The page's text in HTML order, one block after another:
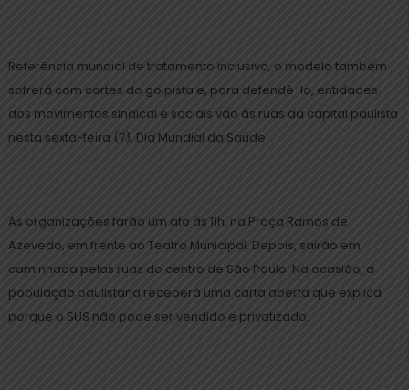
Referência mundial de tratamento inclusivo, o modelo também
sofrerá com cortes do golpista e, para defendê-lo, entidades
dos movimentos sindical e sociais vão às ruas da capital paulista
nesta sexta-feira (7), Dia Mundial da Saúde.
As organizações farão um ato às 11h, na Praça Ramos de
Azevedo, em frente ao Teatro Municipal. Depois, sairão em
caminhada pelas ruas do centro de São Paulo. Na ocasião, a
população paulistana receberá uma carta aberta que explica
porque o SUS não pode ser vendido e privatizado.